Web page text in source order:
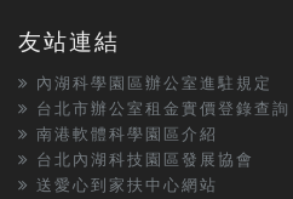
友站連結
內湖科學園區辦公室進駐規定
台北市辦公室租金實價登錄查詢
南港軟體科學園區介紹
台北內湖科技園區發展協會
送愛心到家扶中心網站